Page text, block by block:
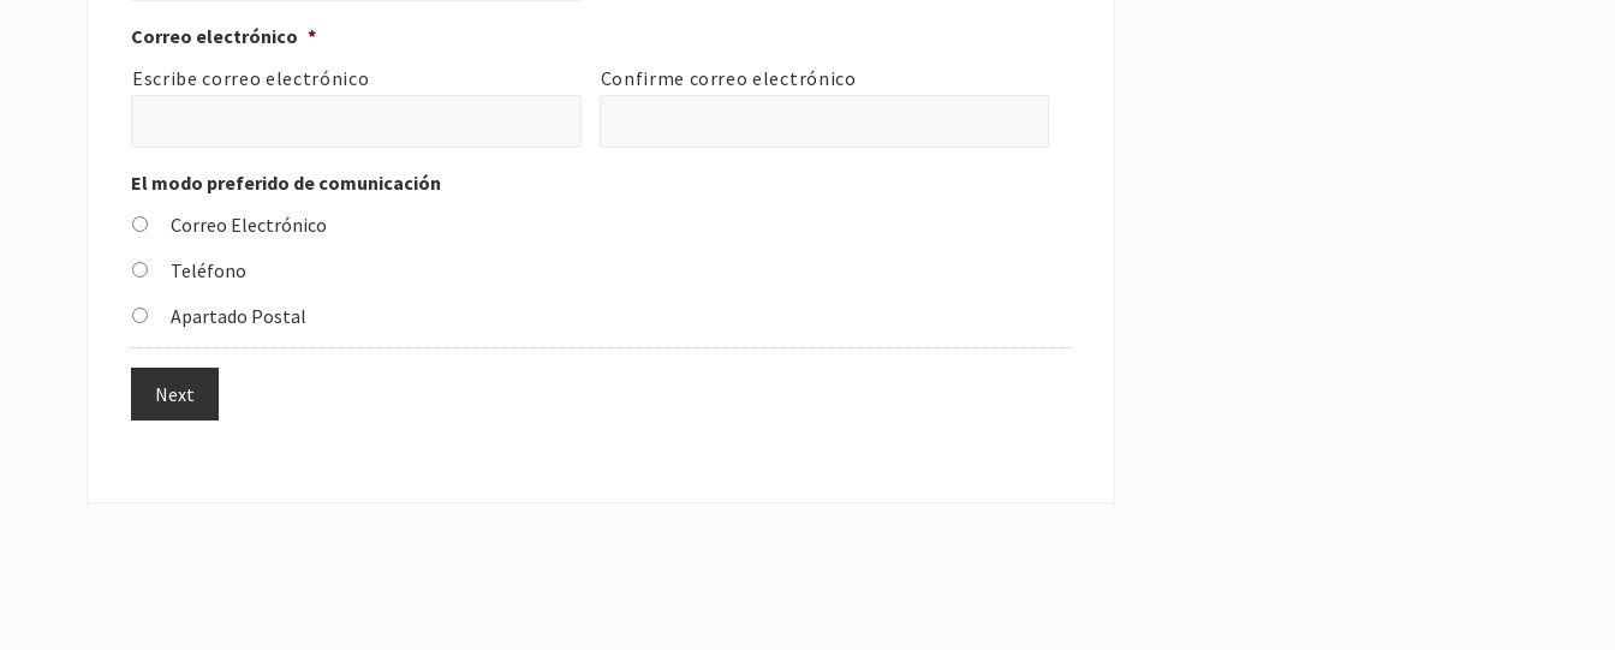
Correo electrónico *
Escribe correo electrónico
Confirme correo electrónico
El modo preferido de comunicación
Correo Electrónico
Teléfono
Apartado Postal